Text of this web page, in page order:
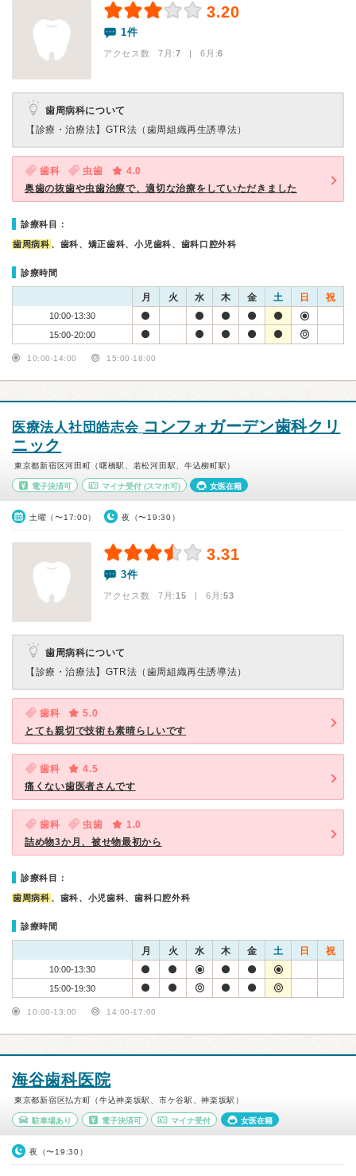
3.20
1件
アクセス数 7月:7 | 6月:6
歯周病科について
【診療・治療法】 GTR法（歯周組織再生誘導法）
歯科 虫歯
4.0
奥歯の抜歯や虫歯治療で、適切な治療をしていただきました
診療科目：
歯周病科 、歯科、矯正歯科、小児歯科、歯科口腔外科
診療時間
月 火 水 木 金 土 日 祝
10:00-13:30
15:00-20:00
10:00-14:00 15:00-18:00
医療法人社団皓志会 コンフォガーデン歯科クリ
ニック
東京都新宿区河田町（曙橋駅、若松河田駅、牛込柳町駅）
電子決済可 マイナ受付(スマホ可) 女医在籍
土曜（〜17:00） 夜（〜19:30）
3.31
3件
アクセス数 7月:15 | 6月:53
歯周病科について
【診療・治療法】 GTR法（歯周組織再生誘導法）
歯科
5.0
とても親切で技術も素晴らしいです
歯科
4.5
痛くない歯医者さんです
歯科 虫歯
1.0
詰め物3か月、被せ物最初から
診療科目：
歯周病科 、歯科、小児歯科、歯科口腔外科
診療時間
月 火 水 木 金 土 日 祝
10:00-13:30
15:00-19:30
10:00-13:00 14:00-17:00
海谷歯科医院
東京都新宿区払方町（牛込神楽坂駅、市ケ谷駅、神楽坂駅）
駐車場あり 電子決済可 マイナ受付 女医在籍
夜（〜19:30）